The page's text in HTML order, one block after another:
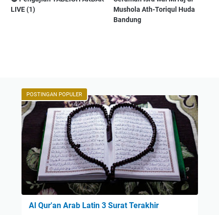
LIVE (1)
Mushola Ath-Toriqul Huda
Bandung
POSTINGAN POPULER
Al Qur'an Arab Latin 3 Surat Terakhir